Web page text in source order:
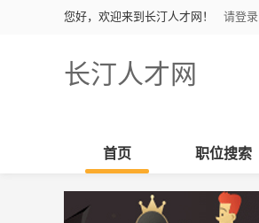
您好，欢迎来到长汀人才网！ 请登录
长汀人才网
首页 职位搜索